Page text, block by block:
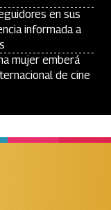
en sus
informada a
mujer emberá
de cine